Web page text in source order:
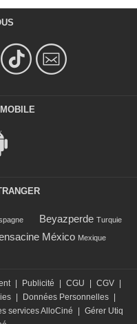
Beyazperde Turquie
México Mexique
| Publicité | CGU | CGV |
| Données Personnelles |
services AlloCiné | Gérer Utiq